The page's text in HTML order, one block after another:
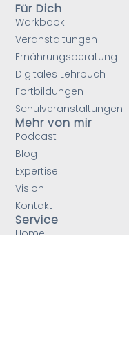
Für Dich
Workbook
Veranstaltungen
Ernährungsberatung
Digitales Lehrbuch
Fortbildungen
Schulveranstaltungen
Mehr von mir
Podcast
Blog
Expertise
Vision
Kontakt
Service
Home